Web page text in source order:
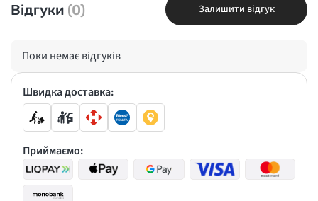
Відгуки (0) Залишити відгук
Поки немає відгуків
Швидка доставка:
Приймаємо: